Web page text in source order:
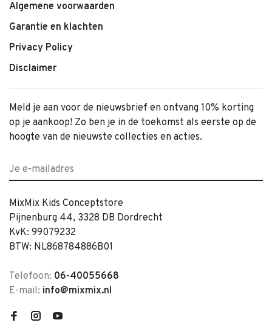
Algemene voorwaarden
Garantie en klachten
Privacy Policy
Disclaimer
Meld je aan voor de nieuwsbrief en ontvang 10% korting
op je aankoop! Zo ben je in de toekomst als eerste op de
hoogte van de nieuwste collecties en acties.
MixMix Kids Conceptstore
Pijnenburg 44, 3328 DB Dordrecht
KvK: 99079232
BTW: NL868784886B01
Telefoon: 06-40055668
E-mail: info@mixmix.nl